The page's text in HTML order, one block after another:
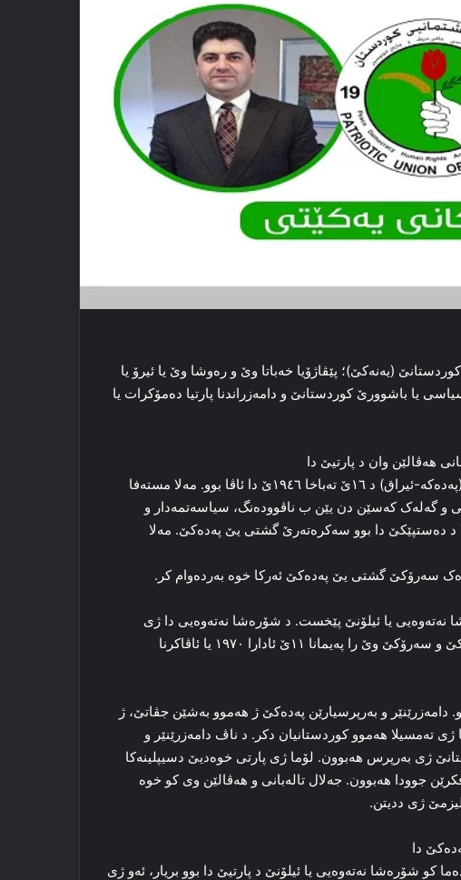
(یەنەکێ)؛ پێڤاژۆیا خه‌باتا وێ و ره‌وشا وێ یا ئیرۆ یا
یا باشوورێ کوردستانێ و دامه‌زراندنا پارتیا ده‌مۆکرات یا
هه‌ڤالێن وان د پارتیێ دا
وه‌ک تێ زانین پارتیا ده‌مۆکرات یا کوردستانێ- ئیراقێ (پەدەکە-ئیراق) د ۱٦ێ ته‌باخا ۱۹٤٦ێ دا ئاڤا بوو. مه‌لا مسته‌فا
و گه‌له‌ک که‌سێن دن یێن ب ناڤووده‌نگ، سیاسه‌تمه‌دار و
د ده‌ستپێکێ دا بوو سه‌کره‌ته‌رێ گشتی یێ پەدەکێ. مه‌لا
سه‌رۆکێ گشتی یێ پەدەکێ ئەرکا خوە بەردەوام کر.
نه‌ته‌وه‌یی یا ئیلۆنێ پێخست. د شۆره‌شا نه‌ته‌وه‌یی دا ژی
سه‌رکه‌فتن بوو. رێژما بەعسێ مه‌جبوور بوو کو ب پەدەکێ و سه‌رۆکێ وێ را په‌یمانا ۱۱ێ ئادارا ۱۹۷۰ یا ئاڤاکرنا
دامه‌زرێنێر و به‌رپرسیارێن پەدەکێ ژ هه‌موو به‌شێن جڤاتێ، ژ
ته‌مسیلا هه‌موو کوردستانیان دکر. د ناڤ دامه‌زرێنێر و
ژی به‌رپرس هه‌بوون. لۆما ژی پارتی خوه‌دیێ دسیپلینه‌کا
جوودا هه‌بوون. جه‌لال تاله‌بانی و هه‌ڤالێن وی کو خوە
ژی ددیتن.
دا
شۆره‌شا نه‌ته‌وه‌یی یا ئیلۆنێ د پارتیێ دا بوو بریار، ئه‌و ژی